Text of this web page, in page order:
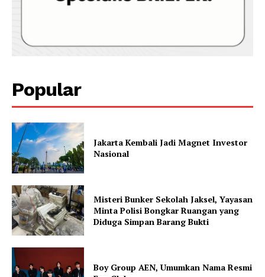
Popular
Jakarta Kembali Jadi Magnet Investor
Nasional
Misteri Bunker Sekolah Jaksel, Yayasan
Minta Polisi Bongkar Ruangan yang
Diduga Simpan Barang Bukti
Boy Group AEN, Umumkan Nama Resmi